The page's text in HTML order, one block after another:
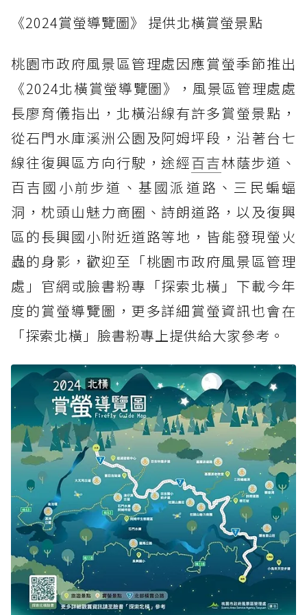
《2024賞螢導覽圖》 提供北橫賞螢景點
桃園市政府風景區管理處因應賞螢季節推出
《2024北橫賞螢導覽圖》，風景區管理處處
長廖育儀指出，北橫沿線有許多賞螢景點，
從石門水庫溪洲公園及阿姆坪段，沿著台七
線往復興區方向行駛，途經百吉林蔭步道、
百吉國小前步道、基國派道路、三民蝙蝠
洞，枕頭山魅力商圈、詩朗道路，以及復興
區的長興國小附近道路等地，皆能發現螢火
蟲的身影，歡迎至「桃園市政府風景區管理
處」官網或臉書粉專「探索北橫」下載今年
度的賞螢導覽圖，更多詳細賞螢資訊也會在
「探索北橫」臉書粉專上提供給大家參考。